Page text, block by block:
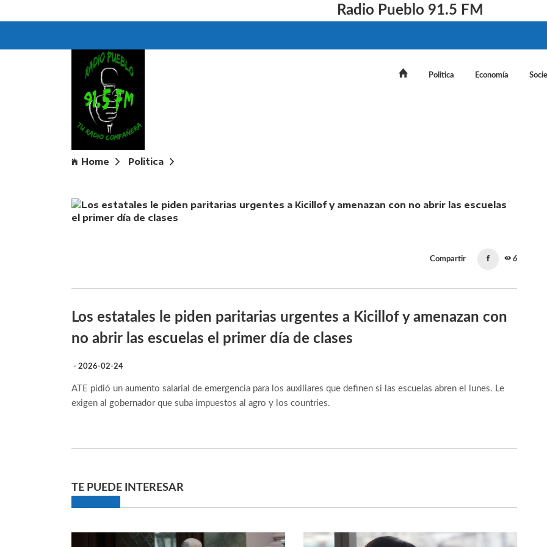
Radio Pueblo 91.5 FM
Politica Economía
Home Politica
Compartir 6
Los estatales le piden paritarias urgentes a Kicillof y amenazan con
no abrir las escuelas el primer día de clases
- 2026-02-24
ATE pidió un aumento salarial de emergencia para los auxiliares que definen si las escuelas abren el lunes. Le
exigen al gobernador que suba impuestos al agro y los countries.
TE PUEDE INTERESAR